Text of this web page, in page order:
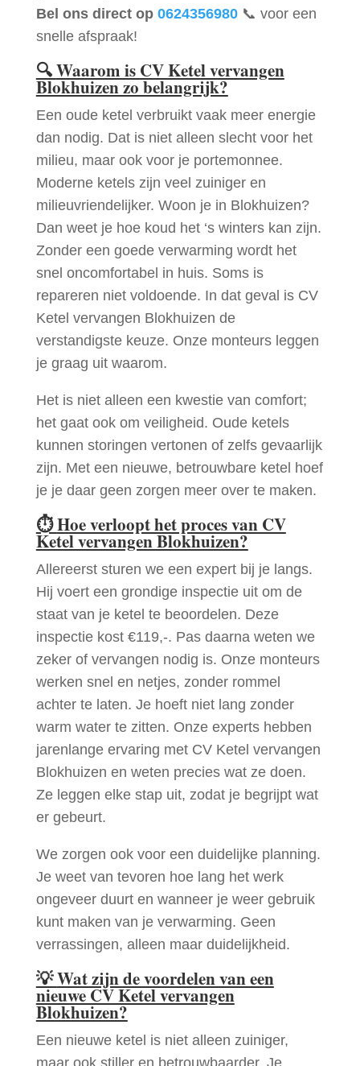
Bel ons direct op 0624356980📞 voor een
snelle afspraak!
🔍Waarom is CV Ketel vervangen
Blokhuizen zo belangrijk?
Een oude ketel verbruikt vaak meer energie
dan nodig. Dat is niet alleen slecht voor het
milieu, maar ook voor je portemonnee.
Moderne ketels zijn veel zuiniger en
milieuvriendelijker. Woon je in Blokhuizen?
Dan weet je hoe koud het ‘s winters kan zijn.
Zonder een goede verwarming wordt het
snel oncomfortabel in huis. Soms is
repareren niet voldoende. In dat geval is CV
Ketel vervangen Blokhuizen de
verstandigste keuze. Onze monteurs leggen
je graag uit waarom.
Het is niet alleen een kwestie van comfort;
het gaat ook om veiligheid. Oude ketels
kunnen storingen vertonen of zelfs gevaarlijk
zijn. Met een nieuwe, betrouwbare ketel hoef
je je daar geen zorgen meer over te maken.
⏱Hoe verloopt het proces van CV
Ketel vervangen Blokhuizen?
Allereerst sturen we een expert bij je langs.
Hij voert een grondige inspectie uit om de
staat van je ketel te beoordelen. Deze
inspectie kost €119,-. Pas daarna weten we
zeker of vervangen nodig is. Onze monteurs
werken snel en netjes, zonder rommel
achter te laten. Je hoeft niet lang zonder
warm water te zitten. Onze experts hebben
jarenlange ervaring met CV Ketel vervangen
Blokhuizen en weten precies wat ze doen.
Ze leggen elke stap uit, zodat je begrijpt wat
er gebeurt.
We zorgen ook voor een duidelijke planning.
Je weet van tevoren hoe lang het werk
ongeveer duurt en wanneer je weer gebruik
kunt maken van je verwarming. Geen
verrassingen, alleen maar duidelijkheid.
💡Wat zijn de voordelen van een
nieuwe CV Ketel vervangen
Blokhuizen?
Een nieuwe ketel is niet alleen zuiniger,
maar ook stiller en betrouwbaarder. Je